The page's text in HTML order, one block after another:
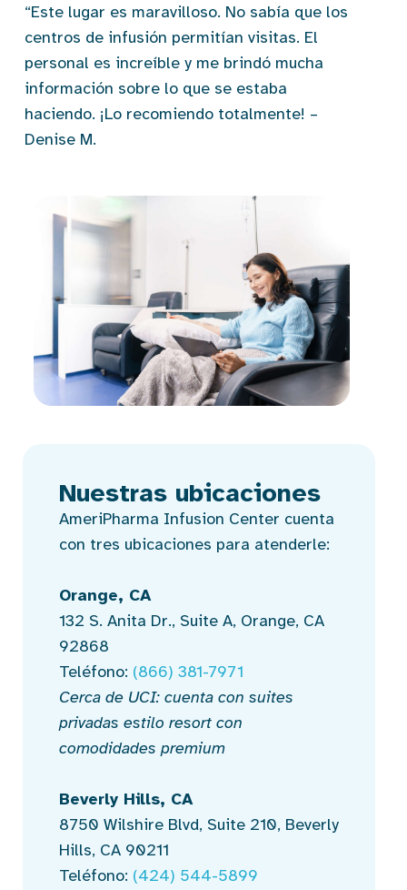
“Este lugar es maravilloso. No sabía que los
centros de infusión permitían visitas. El
personal es increíble y me brindó mucha
información sobre lo que se estaba
haciendo. ¡Lo recomiendo totalmente! –
Denise M.
Nuestras ubicaciones
AmeriPharma Infusion Center cuenta
con tres ubicaciones para atenderle:
Orange, CA
132 S. Anita Dr., Suite A, Orange, CA
92868
Teléfono: (866) 381-7971
Cerca de UCI: cuenta con suites
privadas estilo resort con
comodidades premium
Beverly Hills, CA
8750 Wilshire Blvd, Suite 210, Beverly
Hills, CA 90211
Teléfono: (424) 544-5899